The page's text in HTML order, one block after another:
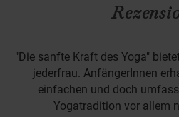
"Die sanfte Kraft des Yoga"
jederfrau. AnfängerInnen
einfachen und doch
Yogatradition vor allem